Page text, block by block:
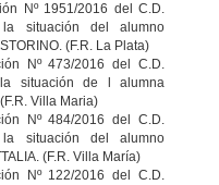
Nº 1951/2016 del C.D.
situación del alumno
(F.R. La Plata)
Nº 473/2016 del C.D.
situación de l alumna
Villa Maria)
Nº 484/2016 del C.D.
situación del alumno
(F.R. Villa María)
Nº 122/2016 del C.D.